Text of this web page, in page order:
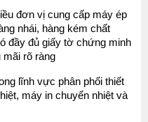
đơn vị cung cấp máy ép
nhái, hàng kém chất
đầy đủ giấy tờ chứng minh
mãi rõ ràng
lĩnh vực phân phối thiết
máy in chuyển nhiệt và